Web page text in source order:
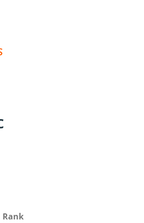
Rank